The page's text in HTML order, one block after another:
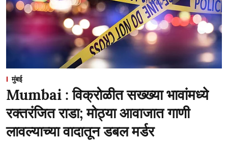
मुंबई
Mumbai : विक्रोळीत सख्ख्या भावांमध्ये
रक्तरंजित राडा; मोठ्या आवाजात गाणी
लावल्याच्या वादातून डबल मर्डर